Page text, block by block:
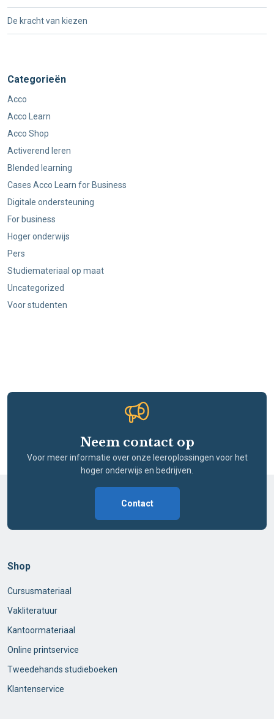
De kracht van kiezen
Categorieën
Acco
Acco Learn
Acco Shop
Activerend leren
Blended learning
Cases Acco Learn for Business
Digitale ondersteuning
For business
Hoger onderwijs
Pers
Studiemateriaal op maat
Uncategorized
Voor studenten
Neem contact op
Voor meer informatie over onze leeroplossingen voor het
hoger onderwijs en bedrijven.
Contact
Shop
Cursusmateriaal
Vakliteratuur
Kantoormateriaal
Online printservice
Tweedehands studieboeken
Klantenservice